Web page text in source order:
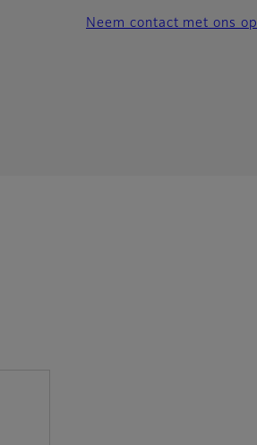
Neem contact met ons op